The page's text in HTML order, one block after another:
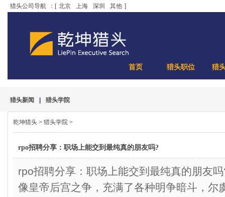
猎头公司导航 ：[ 北京 上海 深圳 其他 ]
首页 猎头职位 猎
猎头新闻 猎头学院
乾坤猎头 > 猎头学院 >
rpo招聘分享：职场上能交到最纯真的朋友吗?
rpo招聘分享：职场上能交到最纯真的朋
像皇帝后宫之争，充满了各种明争暗斗，尔